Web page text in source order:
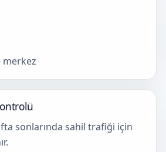
merkez
sonlarında sahil trafiği için